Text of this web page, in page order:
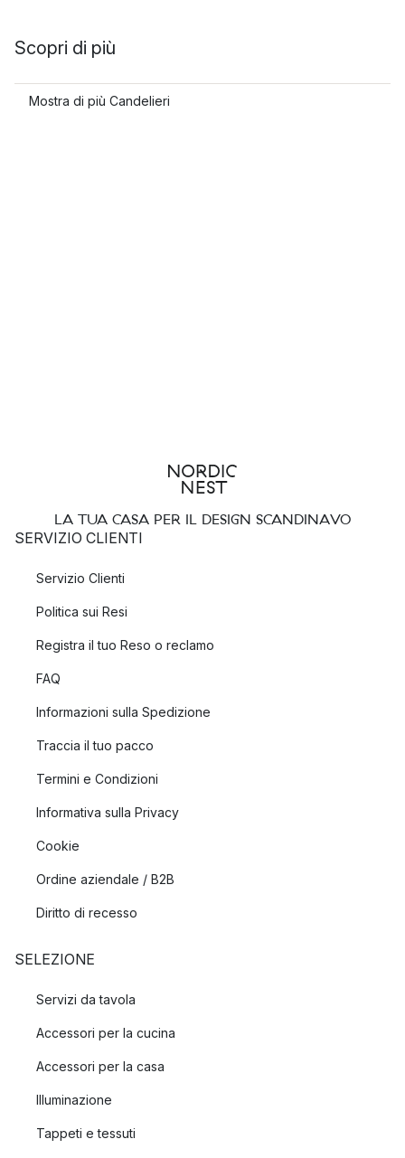
Scopri di più
Mostra di più Candelieri
LA TUA CASA PER IL DESIGN SCANDINAVO
SERVIZIO CLIENTI
Servizio Clienti
Politica sui Resi
Registra il tuo Reso o reclamo
FAQ
Informazioni sulla Spedizione
Traccia il tuo pacco
Termini e Condizioni
Informativa sulla Privacy
Cookie
Ordine aziendale / B2B
Diritto di recesso
SELEZIONE
Servizi da tavola
Accessori per la cucina
Accessori per la casa
Illuminazione
Tappeti e tessuti